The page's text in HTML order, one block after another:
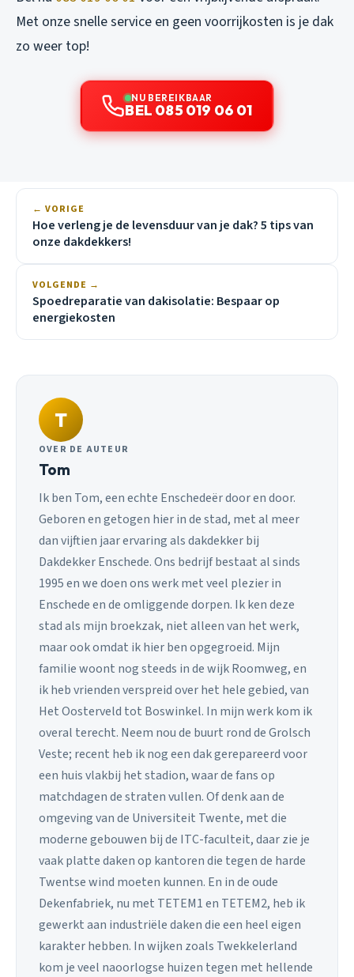
Met onze snelle service en geen voorrijkosten is je dak
zo weer top!
NU BEREIKBAAR
BEL 085 019 06 01
← VORIGE
Hoe verleng je de levensduur van je dak? 5 tips van
onze dakdekkers!
VOLGENDE →
Spoedreparatie van dakisolatie: Bespaar op
energiekosten
T
OVER DE AUTEUR
Tom
Ik ben Tom, een echte Enschedeër door en door.
Geboren en getogen hier in de stad, met al meer
dan vijftien jaar ervaring als dakdekker bij
Dakdekker Enschede. Ons bedrijf bestaat al sinds
1995 en we doen ons werk met veel plezier in
Enschede en de omliggende dorpen. Ik ken deze
stad als mijn broekzak, niet alleen van het werk,
maar ook omdat ik hier ben opgegroeid. Mijn
familie woont nog steeds in de wijk Roomweg, en
ik heb vrienden verspreid over het hele gebied, van
Het Oosterveld tot Boswinkel. In mijn werk kom ik
overal terecht. Neem nou de buurt rond de Grolsch
Veste; recent heb ik nog een dak gerepareerd voor
een huis vlakbij het stadion, waar de fans op
matchdagen de straten vullen. Of denk aan de
omgeving van de Universiteit Twente, met die
moderne gebouwen bij de ITC-faculteit, daar zie je
vaak platte daken op kantoren die tegen de harde
Twentse wind moeten kunnen. En in de oude
Dekenfabriek, nu met TETEM1 en TETEM2, heb ik
gewerkt aan industriële daken die een heel eigen
karakter hebben. In wijken zoals Twekkelerland
kom je veel naoorlogse huizen tegen met hellende